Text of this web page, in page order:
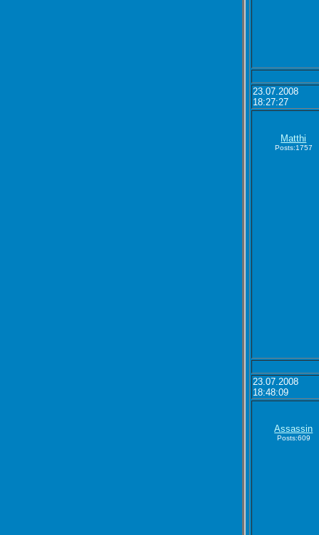
23.07.2008
18:27:27
Matthi
Posts:1757
23.07.2008
18:48:09
Assassin
Posts:609